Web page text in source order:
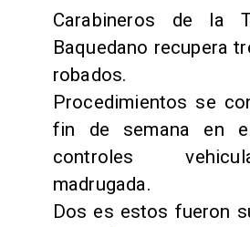
Carabineros de la
Baquedano recupera
robados.
Procedimientos se
fin de semana en
controles
madrugada.
Dos es estos fueron